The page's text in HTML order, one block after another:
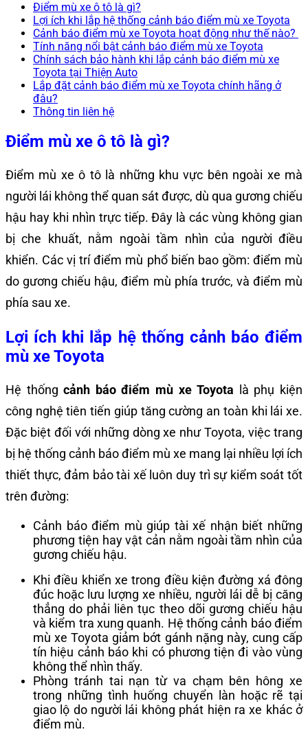
Điểm mù xe ô tô là gì?
Lợi ích khi lắp hệ thống cảnh báo điểm mù xe Toyota
Cảnh báo điểm mù xe Toyota hoạt động như thế nào?
Tính năng nổi bật cảnh báo điểm mù xe Toyota
Chính sách bảo hành khi lắp cảnh báo điểm mù xe
Toyota tại Thiện Auto
Lắp đặt cảnh báo điểm mù xe Toyota chính hãng ở
đâu?
Thông tin liên hệ
Điểm mù xe ô tô là gì?
Điểm mù xe ô tô là những khu vực bên ngoài xe mà
người lái không thể quan sát được, dù qua gương chiếu
hậu hay khi nhìn trực tiếp. Đây là các vùng không gian
bị che khuất, nằm ngoài tầm nhìn của người điều
khiển. Các vị trí điểm mù phổ biến bao gồm: điểm mù
do gương chiếu hậu, điểm mù phía trước, và điểm mù
phía sau xe.
Lợi ích khi lắp hệ thống cảnh báo điểm
mù xe Toyota
Hệ thốngcảnh báo điểm mù xe Toyota là phụ kiện
công nghệ tiên tiến giúp tăng cường an toàn khi lái xe.
Đặc biệt đối với những dòng xe như Toyota, việc trang
bị hệ thống cảnh báo điểm mù xe mang lại nhiều lợi ích
thiết thực, đảm bảo tài xế luôn duy trì sự kiểm soát tốt
trên đường:
Cảnh báo điểm mù giúp tài xế nhận biết những
phương tiện hay vật cản nằm ngoài tầm nhìn của
gương chiếu hậu.
Khi điều khiển xe trong điều kiện đường xá đông
đúc hoặc lưu lượng xe nhiều, người lái dễ bị căng
thẳng do phải liên tục theo dõi gương chiếu hậu
và kiểm tra xung quanh. Hệ thống cảnh báo điểm
mù xe Toyota giảm bớt gánh nặng này, cung cấp
tín hiệu cảnh báo khi có phương tiện đi vào vùng
không thể nhìn thấy.
Phòng tránh tai nạn từ va chạm bên hông xe
trong những tình huống chuyển làn hoặc rẽ tại
giao lộ do người lái không phát hiện ra xe khác ở
điểm mù.